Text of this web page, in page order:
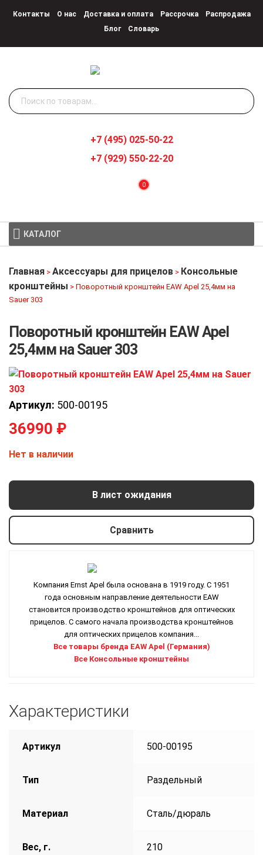
Контакты О нас Доставка и оплата Рассрочка
Распродажа
Блог
Словарь
Искать:
0
+7 (495) 025-50-22
+7 (929) 550-22-20
КАТАЛОГ
Главная > Аксессуары для прицелов > Консольные
кронштейны > Поворотный кронштейн EAW Apel 25,4мм на
Sauer 303
Поворотный кронштейн EAW Apel
25,4мм на Sauer 303
Артикул: 500-00195
36990 ₽
Нет в наличии
В лист ожидания
Сравнить
Компания Ernst Apel была основана в 1919 году. С 1951
года основным направление деятельности EAW
становится производство кронштейнов для оптических
прицелов. С самого начала производства кронштейнов
для оптических прицелов компания...
Все товары бренда EAW Apel (Германия)
Все Консольные кронштейны
Характеристики
Артикул 500-00195
Тип Раздельный
Материал Сталь/дюраль
Вес, г. 210